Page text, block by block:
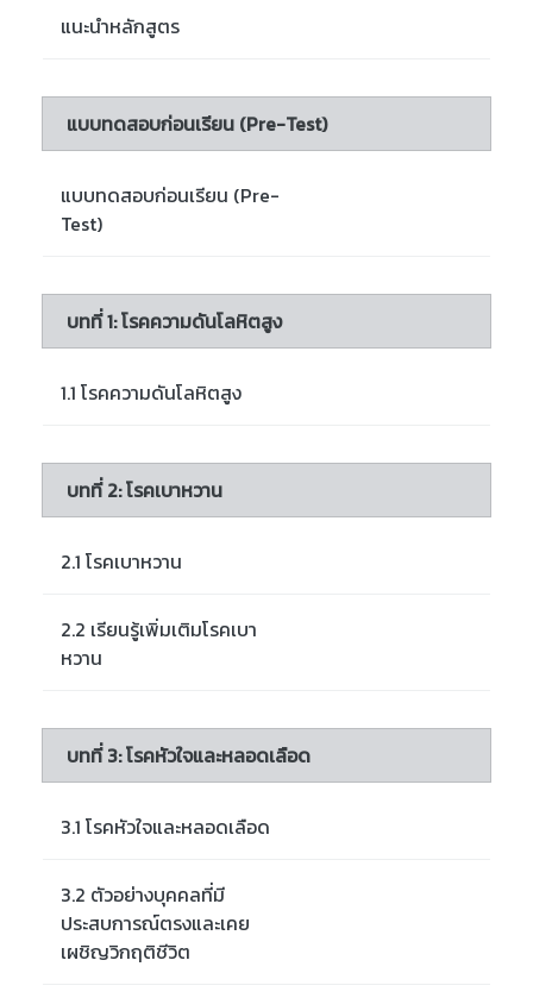
แนะนำหลักสูตร
แบบทดสอบก่อนเรียน (Pre-Test)
แบบทดสอบก่อนเรียน (Pre-
Test)
บทที่ 1: โรคความดันโลหิตสูง
1.1 โรคความดันโลหิตสูง
บทที่ 2: โรคเบาหวาน
2.1 โรคเบาหวาน
2.2 เรียนรู้เพิ่มเติมโรคเบา
หวาน
บทที่ 3: โรคหัวใจและหลอดเลือด
3.1 โรคหัวใจและหลอดเลือด
3.2 ตัวอย่างบุคคลที่มี
ประสบการณ์ตรงและเคย
เผชิญวิกฤติชีวิต